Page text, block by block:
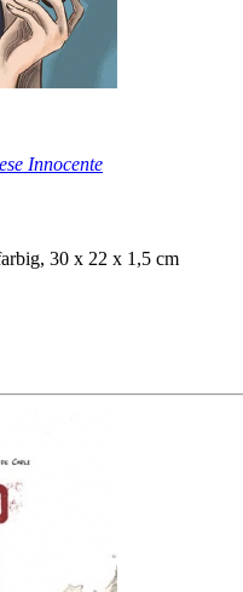
Innocente
30 x 22 x 1,5 cm